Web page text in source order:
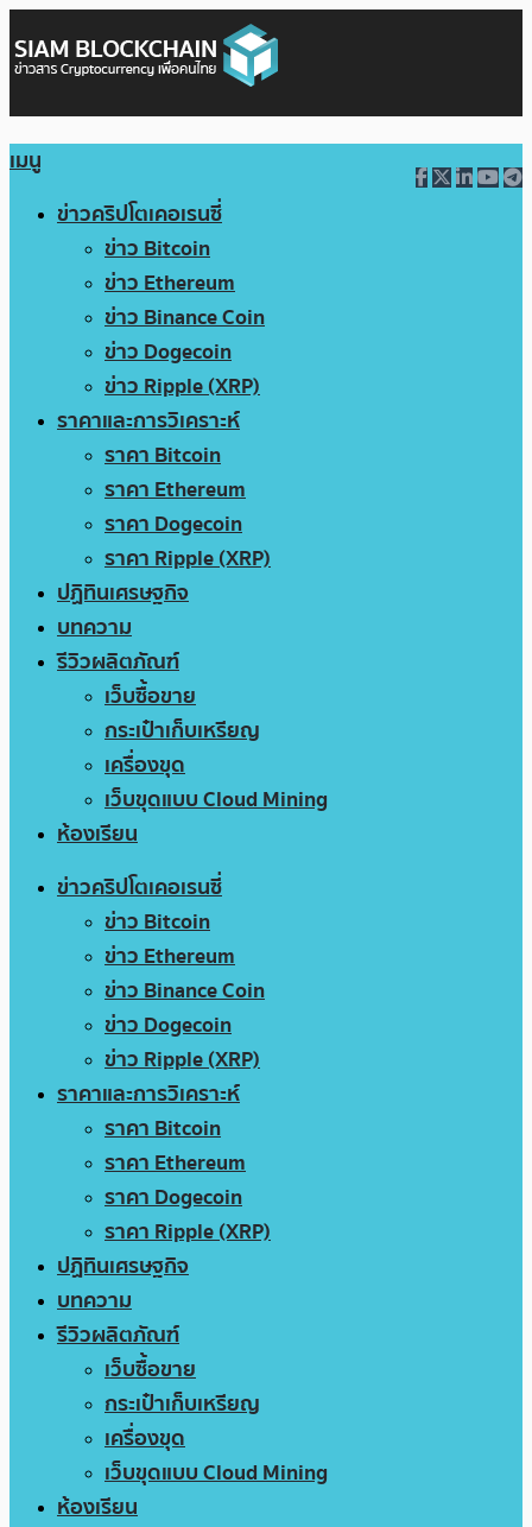
เมนู
ข่าวคริปโตเคอเรนซี่
ข่าว Bitcoin
ข่าว Ethereum
ข่าว Binance Coin
ข่าว Dogecoin
ข่าว Ripple (XRP)
ราคาและการวิเคราะห์
ราคา Bitcoin
ราคา Ethereum
ราคา Dogecoin
ราคา Ripple (XRP)
ปฏิทินเศรษฐกิจ
บทความ
รีวิวผลิตภัณฑ์
เว็บซื้อขาย
กระเป๋าเก็บเหรียญ
เครื่องขุด
เว็บขุดแบบ Cloud Mining
ห้องเรียน
ข่าวคริปโตเคอเรนซี่
ข่าว Bitcoin
ข่าว Ethereum
ข่าว Binance Coin
ข่าว Dogecoin
ข่าว Ripple (XRP)
ราคาและการวิเคราะห์
ราคา Bitcoin
ราคา Ethereum
ราคา Dogecoin
ราคา Ripple (XRP)
ปฏิทินเศรษฐกิจ
บทความ
รีวิวผลิตภัณฑ์
เว็บซื้อขาย
กระเป๋าเก็บเหรียญ
เครื่องขุด
เว็บขุดแบบ Cloud Mining
ห้องเรียน